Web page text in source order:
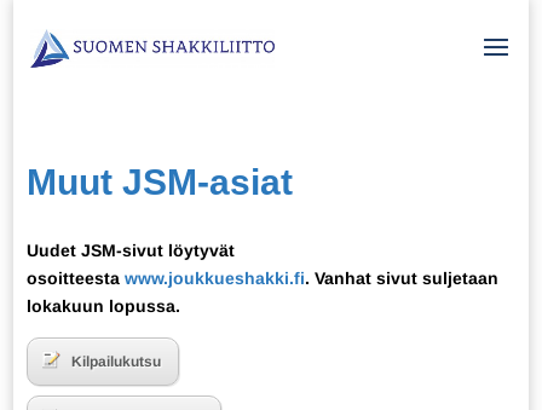
Muut JSM-asiat
Uudet JSM-sivut löytyvät
osoitteesta www.joukkueshakki.fi. Vanhat sivut suljetaan
lokakuun lopussa.
Kilpailukutsu